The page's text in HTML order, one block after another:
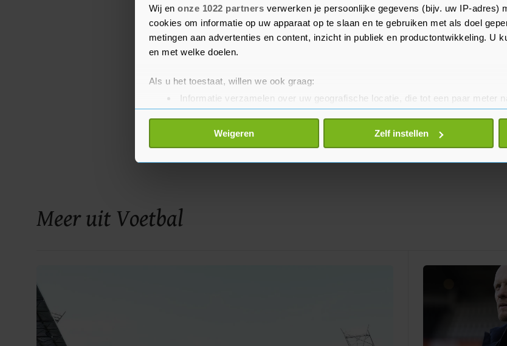
Wij en onze 1022 partners verwerken je persoonlijke gegevens (bijv. uw IP-adres)
cookies om informatie op uw apparaat op te slaan en te gebruiken met als doel
metingen aan advertenties en content, inzicht in publiek en productontwikkeling. U
en met welke doelen.
Als u het toestaat, willen we ook graag:
Informatie verzamelen over uw geografische locatie, die tot een paar meter
Uw apparaat identificeren door het actief te scannen op specifieke
Lees meer over hoe uw persoonlijke gegevens worden verwerkt en stel uw
toestemming op elk moment wijzigen of intrekken in de Cookieverklaring.
Weigeren Zelf instellen
Meer uit Voetbal